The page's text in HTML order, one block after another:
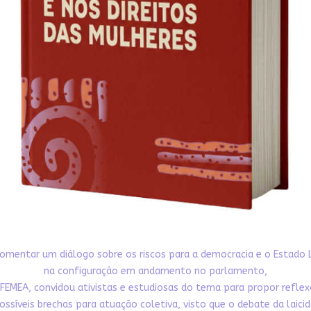
um diálogo sobre os riscos para a democracia e o Estado
na configuração em andamento no parlamento,
convidou ativistas e estudiosas do tema para propor
brechas para atuação coletiva, visto que o debate da